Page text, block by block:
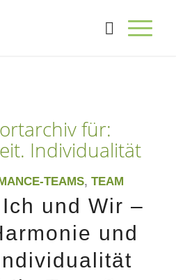
für:
Individualität
TEAMS,TEAM
und Wir –
und